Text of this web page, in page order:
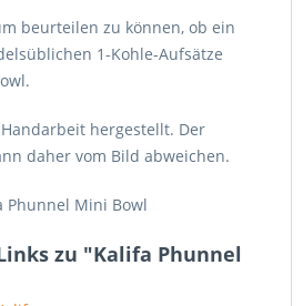
beurteilen zu können, ob ein
1-Kohle-Aufsätze
hergestellt. Der
daher vom Bild abweichen.
Phunnel Mini Bowl
zu "Kalifa Phunnel